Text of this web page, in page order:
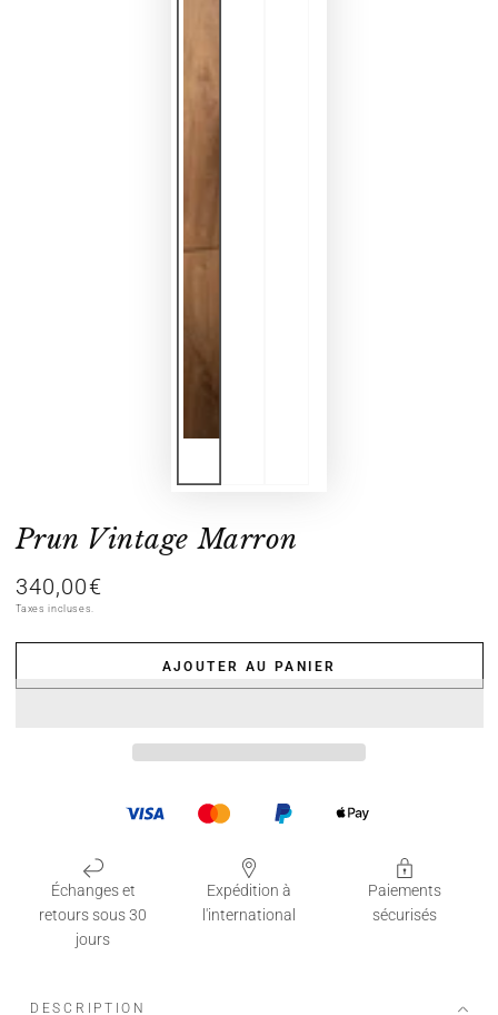
Prun Vintage Marron
Prix
normal
340,00€
Taxes incluses.
AJOUTER AU PANIER
Échanges et
retours sous 30
jours
Expédition à
l'international
Paiements
sécurisés
DESCRIPTION